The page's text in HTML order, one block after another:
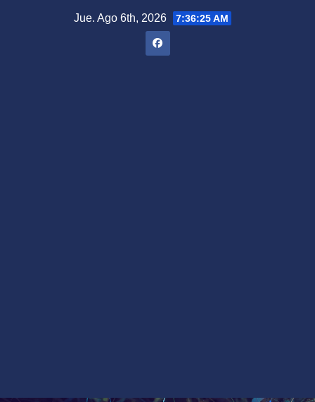
Jue. Ago 6th, 2026 7:36:26 AM